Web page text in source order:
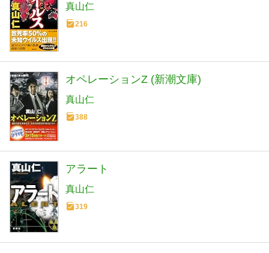
真山仁
216
オペレーションZ (新潮文庫)
真山仁
388
アラート
真山仁
319